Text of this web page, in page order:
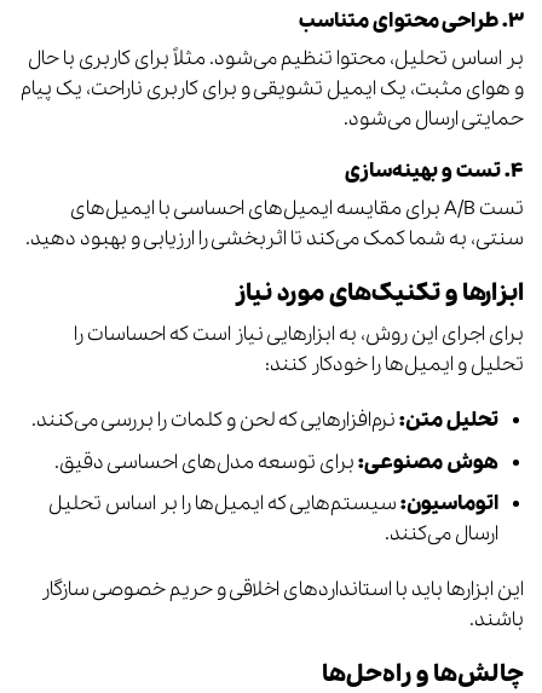
۳. طراحی محتوای متناسب
بر اساس تحلیل، محتوا تنظیم می‌شود. مثلاً برای کاربری با حال
و هوای مثبت، یک ایمیل تشویقی و برای کاربری ناراحت، یک پیام
حمایتی ارسال می‌شود.
۴. تست و بهینه‌سازی
تست A/B برای مقایسه ایمیل‌های احساسی با ایمیل‌های
سنتی، به شما کمک می‌کند تا اثربخشی را ارزیابی و بهبود دهید.
ابزارها و تکنیک‌های مورد نیاز
برای اجرای این روش، به ابزارهایی نیاز است که احساسات را
تحلیل و ایمیل‌ها را خودکار کنند:
تحلیل متن:نرم‌افزارهایی که لحن و کلمات را بررسی می‌کنند.
هوش مصنوعی:برای توسعه مدل‌های احساسی دقیق.
اتوماسیون:سیستم‌هایی که ایمیل‌ها را بر اساس تحلیل
ارسال می‌کنند.
این ابزارها باید با استانداردهای اخلاقی و حریم خصوصی سازگار
باشند.
چالش‌ها و راه‌حل‌ها